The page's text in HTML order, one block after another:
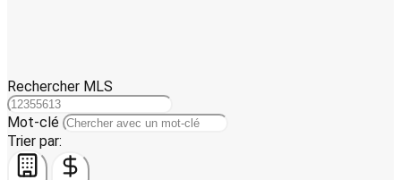
Rechercher MLS
Mot-clé
Trier par: